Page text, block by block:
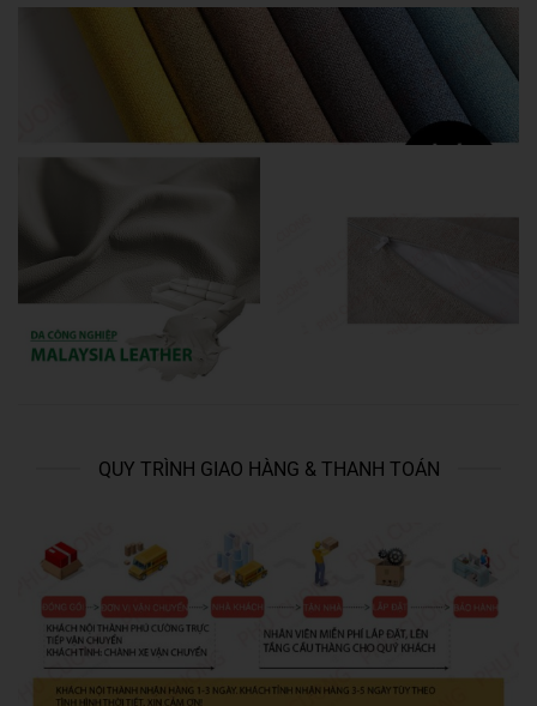
QUY TRÌNH GIAO HÀNG & THANH TOÁN